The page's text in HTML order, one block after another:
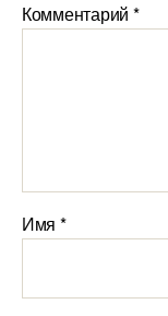
Комментарий *
Имя *